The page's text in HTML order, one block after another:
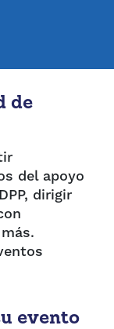
de
del apoyo
dirigir
evento